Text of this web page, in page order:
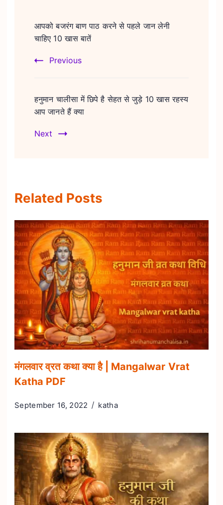
Navigation
आपको बजरंग बाण पाठ करने से पहले जान लेनी
चाहिए 10 खास बातें
Previous
हनुमान चालीसा में छिपे है सेहत से जुड़े 10 खास रहस्य
आप जानते हैं क्या
Next
Related Posts
मंगलवार व्रत कथा क्या है | Mangalwar Vrat
Katha PDF
September 16, 2022 katha